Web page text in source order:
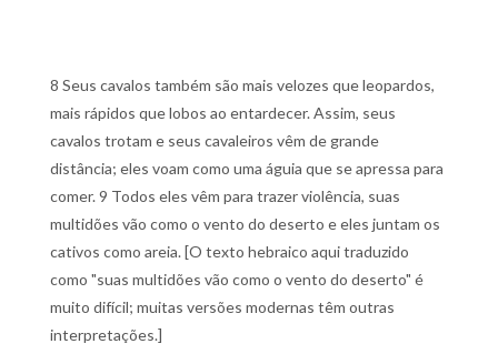
8 Seus cavalos também são mais velozes que leopardos,
mais rápidos que lobos ao entardecer. Assim, seus
cavalos trotam e seus cavaleiros vêm de grande
distância; eles voam como uma águia que se apressa para
comer. 9 Todos eles vêm para trazer violência, suas
multidões vão como o vento do deserto e eles juntam os
cativos como areia. [O texto hebraico aqui traduzido
como "suas multidões vão como o vento do deserto" é
muito difícil; muitas versões modernas têm outras
interpretações.]